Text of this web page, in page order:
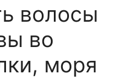
волосы
во
моря